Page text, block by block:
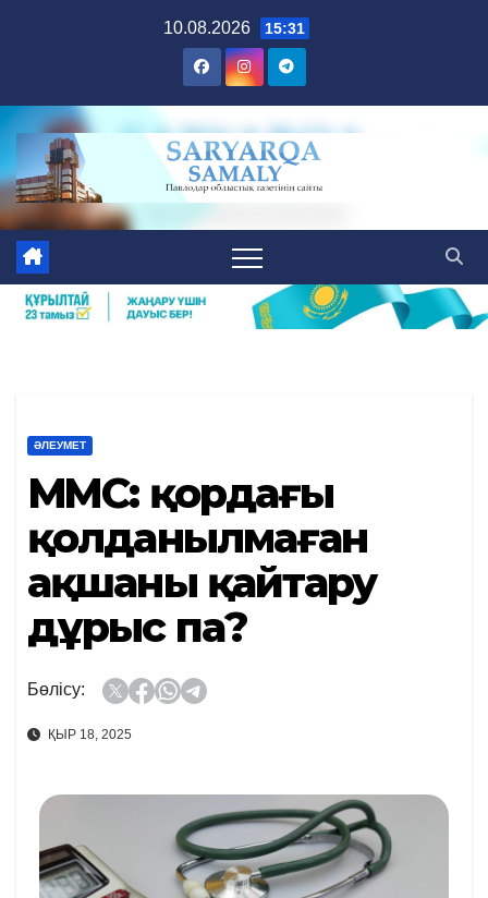
10.08.2026 15:31
ӘЛЕУМЕТ
МӘМС: қордағы
қолданылмаған
ақшаны қайтару
дұрыс па?
Бөлісу:
ҚЫР 18, 2025